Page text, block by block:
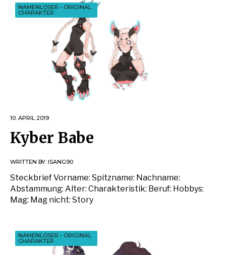
NAMENLOSER • ORIGINAL
CHARAKTER
10. APRIL 2019
Kyber Babe
WRITTEN BY: ISANG90
Steckbrief Vorname: Spitzname: Nachname:
Abstammung: Alter: Charakteristik: Beruf: Hobbys:
Mag: Mag nicht: Story
NAMENLOSER • ORIGINAL
CHARAKTER